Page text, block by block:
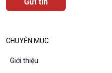
CHUYÊN MỤC
Giới thiệu